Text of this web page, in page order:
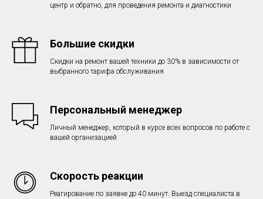
центр и обратно, для проведения ремонта и диагностики
Большие скидки
Скидки на ремонт вашей техники до 30% в зависимости от
выбранного тарифа обслуживания
Персональный менеджер
Личный менеджер, который в курсе всех вопросов по работе с
вашей организацией
Скорость реакции
Реагирование по заявке до 40 минут. Выезд специалиста в